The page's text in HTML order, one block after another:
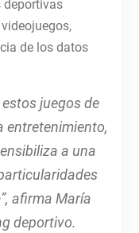
deportivas
de los datos
juegos de
entretenimiento,
a una
afirma María
deportivo.